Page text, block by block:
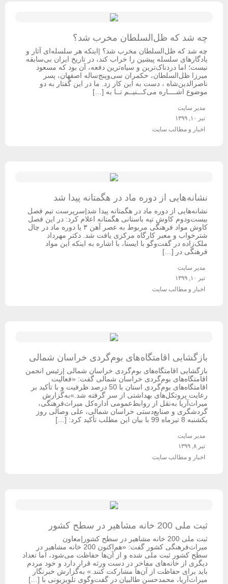
چه شد که ظل‌السلطان مخرب شد؟
چه شد که ظل‌السلطان مخرب شد؟ |اینکه هر سلسله‌ای آثار و
یادگارهای سلسله پیشین را خراب کند، در تاریخ ایران بی‌سابقه
نیست؛ اما دردناک‌ترین و سیاه‌ترین دفعه، آن بود که مسعود
میرزا ظل‌السلطان، حکمران سی‌وپنج‌ساله اصفهان، پسر
ناصرالدین‌شاه ، دست به این کار زد. ما در این گفتار به دو
موضوع اشــــاره می‌کـــنیــم تــا به […]
مدیر سایت
تیر ۱۰, ۱۳۹۹
اخبار و مطالب سایت
نشانه‌هایی از دوره ماد در هگمتانه پیدا شد
نشانه‌هایی از دوره ماد در هگمتانه پیدا شد|سرپرست تیم فصل
بیست‌ودوم کاوش تپه باستانی هگمتانه اعلام کرد: در این فصل
کاوش مواد فرهنگی مربوط به عصر آهن ۳ یا دوره ماد در چال
شترخواب و معبر کارگاه مرکزی یافت شد. دکتر مهرداد
ملک‌زاده در گفت‌وگو با ایسنا، با اشاره به اینکه این مواد
فرهنگی در […]
مدیر سایت
تیر ۱۰, ۱۳۹۹
اخبار و مطالب سایت
بازگشایی اقامتگاه‌های بوم‌گردی خراسان شمالی
بازگشایی اقامتگاه‌های بوم‌گردی خراسان شمالی |رئیس انجمن
اقامتگاه‌های بوم‌گردی خراسان شمالی گفت: «فعالیت
اقامتگاه‌های بوم‌گردی استان با 50 درصد ظرفیت و با تأکید بر
رعایت پروتکل‌های بهداشتی از سر گرفته شد.»به‌گزارش
میراث‌آریا به‌نقل از روابط‌عمومی اداره‌کل میراث‌فرهنگی،
گردشگری و صنایع‌دستی خراسان شمالی، علی وصالی روز
یکشنبه 8 تیرماه 99 با بیان این مطلب تأکید کرد: […]
مدیر سایت
تیر ۸, ۱۳۹۹
اخبار و مطالب سایت
ثبت ملی 200 خانه مشاهیر در سطح کشور
ثبت ملی 200 خانه مشاهیر در سطح کشور|معاون
میراث‌فرهنگی کشور گفت: «هم‌اکنون 200 خانه مشاهیر در
سطح کشور ثبت ملی شده و از آن‌ها حفاظت می‌شود، اما تعداد
دیگری از خانه‌های مفاخر در دست ورثه قرار دارد و خود مردم
باید برای حفاظت از آن‌ها مشارکت کنند.» به‌گزارش خبرنگار
میراث‌آریا، محمدحسن طالبیان در گفت‌وگوی تلویزیونی با […]